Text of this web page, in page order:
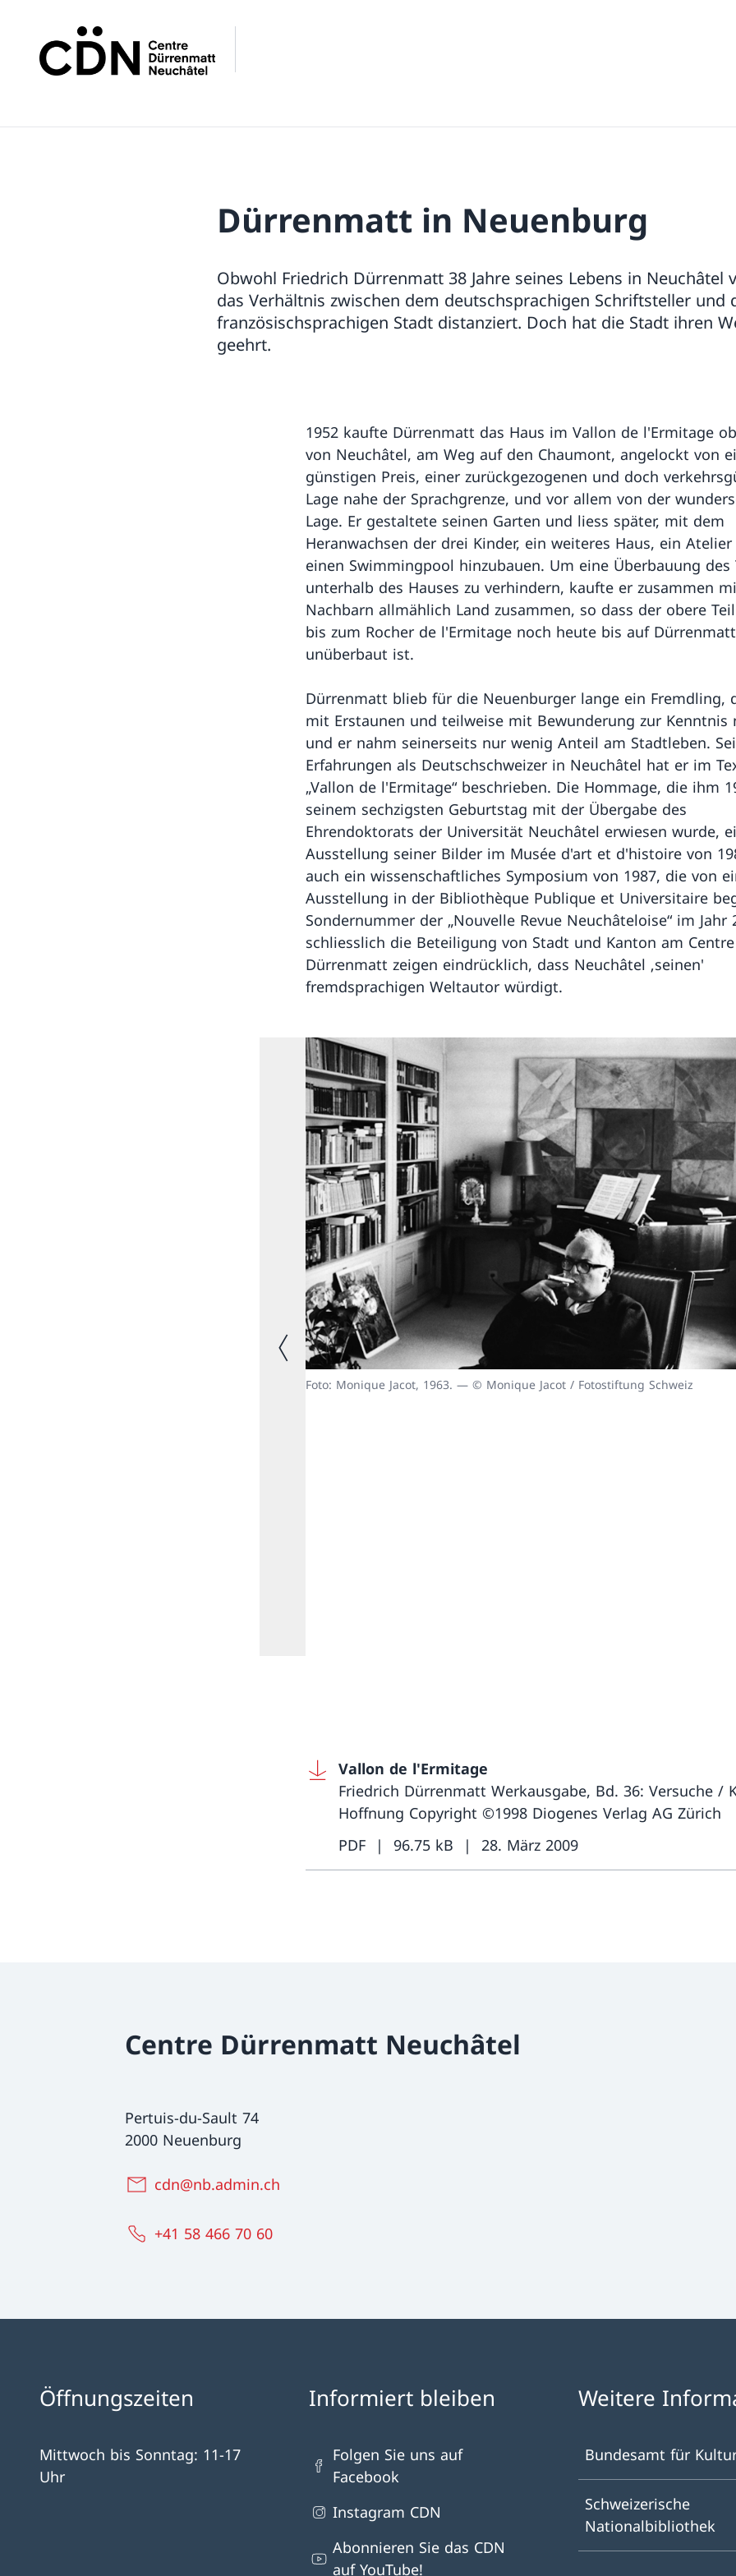
Dürrenmatt in Neuenburg
Obwohl Friedrich Dürrenmatt 38 Jahre seines Lebens in Neuchâtel
das Verhältnis zwischen dem deutschsprachigen Schriftsteller und
französischsprachigen Stadt distanziert. Doch hat die Stadt ihren
geehrt.
1952 kaufte Dürrenmatt das Haus im Vallon de l'Ermitage
von Neuchâtel, am Weg auf den Chaumont, angelockt von
günstigen Preis, einer zurückgezogenen und doch
Lage nahe der Sprachgrenze, und vor allem von der
Lage. Er gestaltete seinen Garten und liess später, mit dem
Heranwachsen der drei Kinder, ein weiteres Haus, ein
einen Swimmingpool hinzubauen. Um eine Überbauung des
unterhalb des Hauses zu verhindern, kaufte er zusammen
Nachbarn allmählich Land zusammen, so dass der obere
bis zum Rocher de l'Ermitage noch heute bis auf
unüberbaut ist.
Dürrenmatt blieb für die Neuenburger lange ein Fremdling,
mit Erstaunen und teilweise mit Bewunderung zur Kenntnis
und er nahm seinerseits nur wenig Anteil am Stadtleben.
Erfahrungen als Deutschschweizer in Neuchâtel hat er im
„Vallon de l'Ermitage“ beschrieben. Die Hommage, die ihm
seinem sechzigsten Geburtstag mit der Übergabe des
Ehrendoktorats der Universität Neuchâtel erwiesen wurde,
Ausstellung seiner Bilder im Musée d'art et d'histoire von
auch ein wissenschaftliches Symposium von 1987, die von
Ausstellung in der Bibliothèque Publique et Universitaire
Sondernummer der „Nouvelle Revue Neuchâteloise“ im Jahr
schliesslich die Beteiligung von Stadt und Kanton am Centre
Dürrenmatt zeigen eindrücklich, dass Neuchâtel ‚seinen'
fremdsprachigen Weltautor würdigt.
Foto: Monique Jacot, 1963. — © Monique Jacot / Fotostiftung Schweiz
Vorheriges Bild
Vallon de l'Ermitage
Friedrich Dürrenmatt Werkausgabe, Bd. 36: Versuche /
Hoffnung Copyright ©1998 Diogenes Verlag AG Zürich
PDF
96.75 kB 28. März 2009
Centre Dürrenmatt Neuchâtel
Pertuis-du-Sault 74
2000 Neuenburg
cdn@nb.admin.ch
+41 58 466 70 60
Öffnungszeiten
Mittwoch bis Sonntag: 11-17
Uhr
Informiert bleiben
Folgen Sie uns auf
Facebook
Instagram CDN
Abonnieren Sie das CDN
auf YouTube!
Weitere
Bundesamt für
Schweizerische
Nationalbibliothek